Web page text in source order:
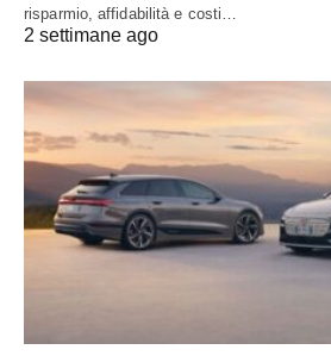
risparmio, affidabilità e costi…
2 settimane ago